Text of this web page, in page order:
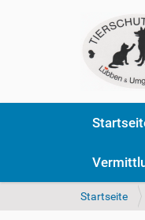
S
Startseite